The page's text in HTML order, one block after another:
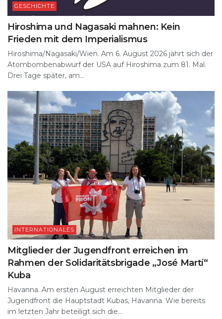
GESCHICHTE
Hiroshima und Nagasaki mahnen: Kein
Frieden mit dem Imperialismus
Hiroshima/Nagasaki/Wien. Am 6. August 2026 jährt sich der
Atombombenabwurf der USA auf Hiroshima zum 81. Mal.
Drei Tage später, am...
INTERNATIONALES
Mitglieder der Jugendfront erreichen im
Rahmen der Solidaritätsbrigade „José Martí“
Kuba
Havanna. Am ersten August erreichten Mitglieder der
Jugendfront die Hauptstadt Kubas, Havanna. Wie bereits
im letzten Jahr beteiligt sich die...